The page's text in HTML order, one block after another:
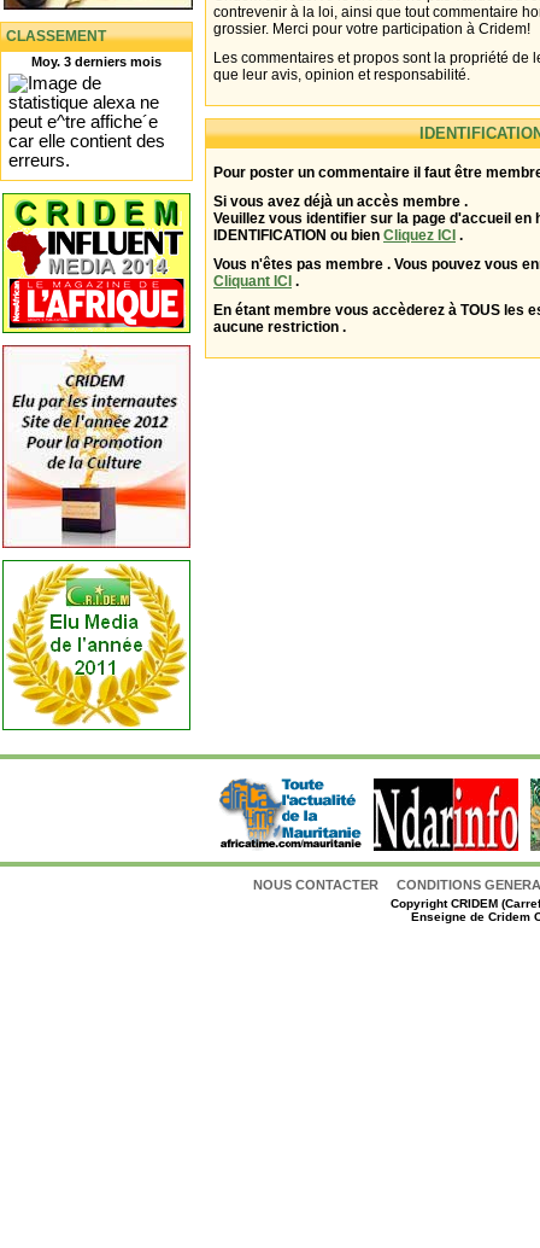
CLASSEMENT
Moy. 3 derniers mois
contrevenir à la loi, ainsi que tout commentaire
grossier. Merci pour votre participation à Cridem!
Les commentaires et propos sont la propriété de
que leur avis, opinion et responsabilité.
Pour poster un commentaire il faut être
Si vous avez déjà un accès membre .
Veuillez vous identifier sur la page d'accueil en
IDENTIFICATION ou bien Cliquez ICI .
Vous n'êtes pas membre . Vous pouvez vous
Cliquant ICI .
En étant membre vous accèderez à TOUS les
aucune restriction .
NOUS CONTACTER CONDITIONS
CopyrightCRIDEM
Enseigne de Cridem